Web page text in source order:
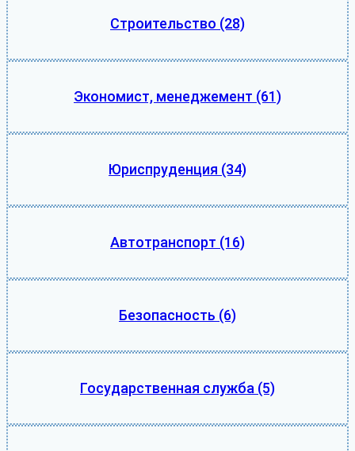
Строительство (28)
Экономист, менеджемент (61)
Юриспруденция (34)
Автотранспорт (16)
Безопасность (6)
Государственная служба (5)